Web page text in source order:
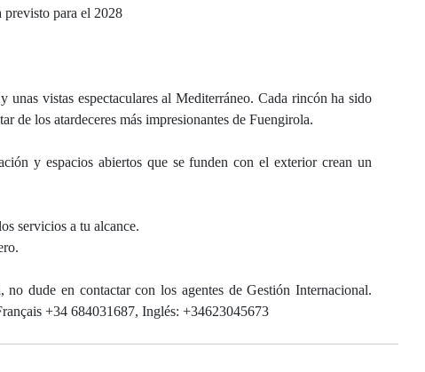
previsto para el 2028
vistas espectaculares al Mediterráneo. Cada rincón ha sido
de los atardeceres más impresionantes de Fuengirola.
y espacios abiertos que se funden con el exterior crean un
servicios a tu alcance.
dude en contactar con los agentes de Gestión Internacional.
+34 684031687, Inglés: +34623045673